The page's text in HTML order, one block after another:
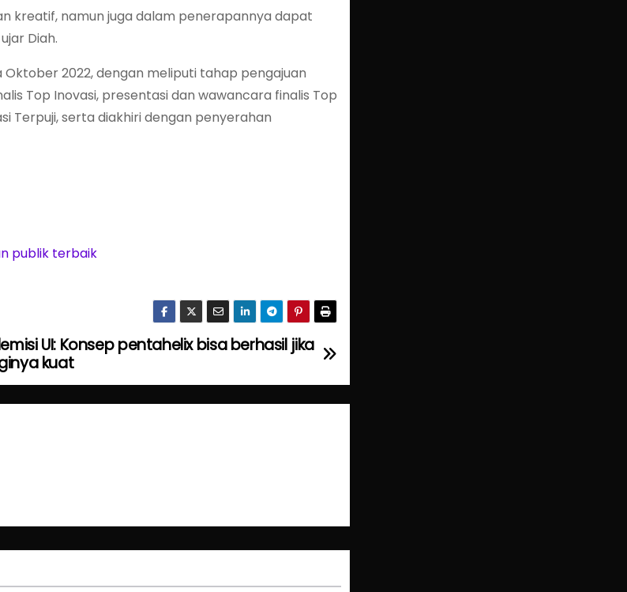
kreatif, namun juga dalam penerapannya dapat
Diah.
Oktober 2022, dengan meliputi tahap pengajuan
Top Inovasi, presentasi dan wawancara finalis Top
Terpuji, serta diakhiri dengan penyerahan
publik terbaik
UI: Konsep pentahelix bisa berhasil jika
kuat